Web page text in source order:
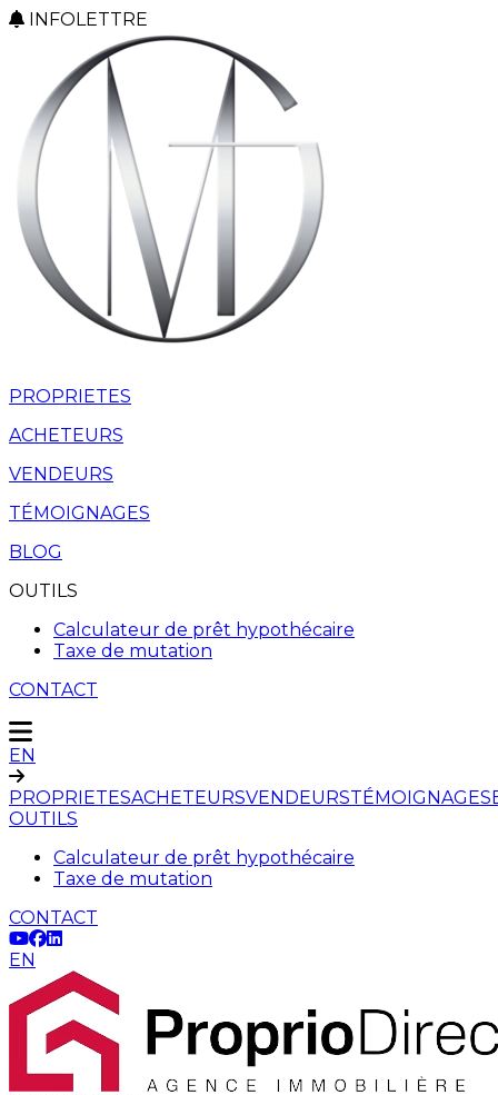
INFOLETTRE
PROPRIETES
ACHETEURS
VENDEURS
TÉMOIGNAGES
BLOG
OUTILS
Calculateur de prêt hypothécaire
Taxe de mutation
CONTACT
EN
PROPRIETESACHETEURSVENDEURSTÉMOIGNAGES
OUTILS
Calculateur de prêt hypothécaire
Taxe de mutation
CONTACT
EN